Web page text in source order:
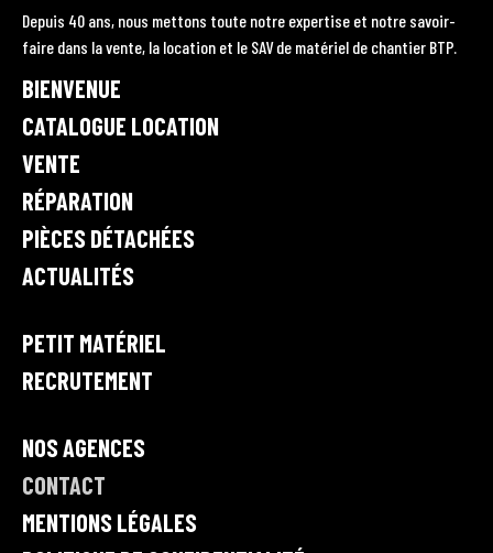
O
O
A
G
A
U
B
E
D
T
P
V
e
t
e
,
l
o
a
i
n
t
r
Depuis 40 ans, nous mettons toute notre expertise et notre savoir-
faire dans la vente, la location et le SAV de matériel de chantier BTP.
BIENVENUE
CATALOGUE LOCATION
VENTE
RÉPARATION
PIÈCES DÉTACHÉES
ACTUALITÉS
PETIT MATÉRIEL
RECRUTEMENT
NOS AGENCES
CONTACT
MENTIONS LÉGALES